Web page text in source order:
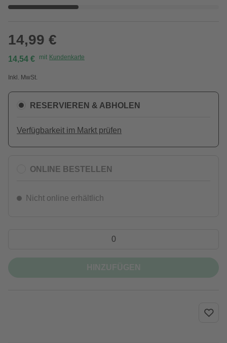
14,99 €
14,54 € mit Kundenkarte
Inkl. MwSt.
RESERVIEREN & ABHOLEN
Verfügbarkeit im Markt prüfen
ONLINE BESTELLEN
Nicht online erhältlich